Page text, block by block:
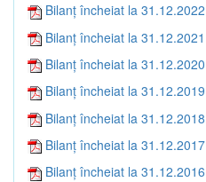
Bilanţ încheiat la 31.12.2022
Bilanţ încheiat la 31.12.2021
Bilanţ încheiat la 31.12.2020
Bilanţ încheiat la 31.12.2019
Bilanţ încheiat la 31.12.2018
Bilanţ încheiat la 31.12.2017
Bilanţ încheiat la 31.12.2016